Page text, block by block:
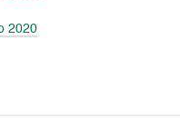
2020